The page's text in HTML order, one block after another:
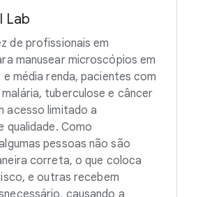
Lab
de profissionais em
manusear microscópios em
e média renda, pacientes com
tuberculose e câncer
acesso limitado a
qualidade. Como
pessoas não são
correta, o que coloca
e outras recebem
causando a